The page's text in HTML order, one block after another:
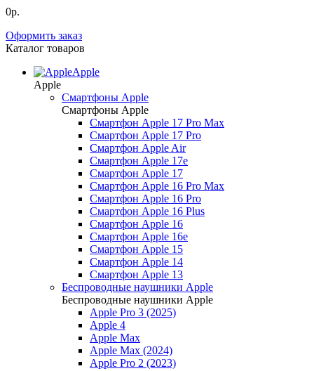
0р.
Оформить заказ
Каталог товаров
Apple
Apple
Смартфоны Apple
Смартфоны Apple
Смартфон Apple 17 Pro Max
Смартфон Apple 17 Pro
Смартфон Apple Air
Смартфон Apple 17e
Смартфон Apple 17
Смартфон Apple 16 Pro Max
Смартфон Apple 16 Pro
Смартфон Apple 16 Plus
Смартфон Apple 16
Смартфон Apple 16e
Смартфон Apple 15
Смартфон Apple 14
Смартфон Apple 13
Беспроводные наушники Apple
Беспроводные наушники Apple
Apple Pro 3 (2025)
Apple 4
Apple Max
Apple Max (2024)
Apple Pro 2 (2023)